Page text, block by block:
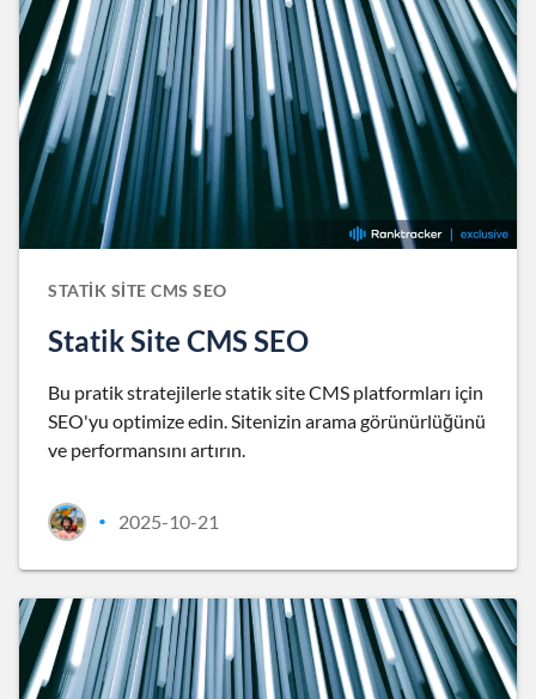
STATIK SITE CMS SEO
Statik Site CMS SEO
Bu pratik stratejilerle statik site CMS platformları için
SEO'yu optimize edin. Sitenizin arama görünürlüğünü
ve performansını artırın.
• 2025-10-21